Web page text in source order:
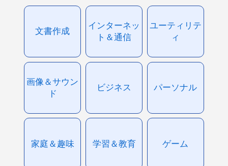
文書作成
インターネッ
ト＆通信
ユーティリテ
ィ
画像＆サウン
ド
ビジネス パーソナル
家庭＆趣味 学習＆教育 ゲーム